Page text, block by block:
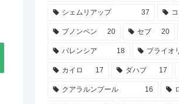
シェムリアップ 37
プノンペン 20 セブ 20
バレンシア 18 プライオ
カイロ 17 ダハブ 17
クアラルンプール 16